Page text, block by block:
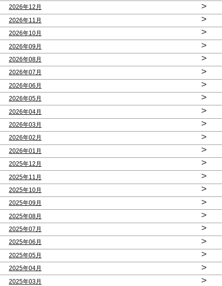
2026年12月 >
2026年11月 >
2026年10月 >
2026年09月 >
2026年08月 >
2026年07月 >
2026年06月 >
2026年05月 >
2026年04月 >
2026年03月 >
2026年02月 >
2026年01月 >
2025年12月 >
2025年11月 >
2025年10月 >
2025年09月 >
2025年08月 >
2025年07月 >
2025年06月 >
2025年05月 >
2025年04月 >
2025年03月 >